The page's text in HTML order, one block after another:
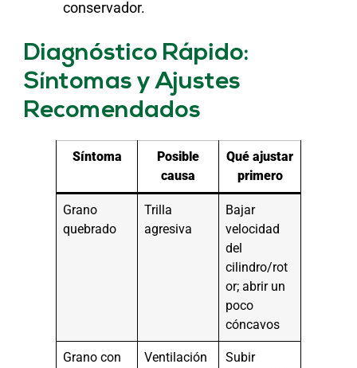
conservador.
Diagnóstico Rápido:
Síntomas y Ajustes
Recomendados
Síntoma
Posible
causa
Qué ajustar
primero
Grano
quebrado
Trilla
agresiva
Bajar
velocidad
del
cilindro/rot
or; abrir un
poco
cóncavos
Grano con
Ventilación
Subir